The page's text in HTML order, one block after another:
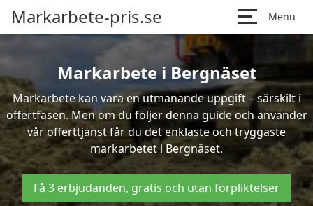
Markarbete-pris.se Menu
Markarbete i Bergnäset
Markarbete kan vara en utmanande uppgift – särskilt i
offertfasen. Men om du följer denna guide och använder
vår offerttjänst får du det enklaste och tryggaste
markarbetet i Bergnäset.
Få 3 erbjudanden, gratis och utan förpliktelser